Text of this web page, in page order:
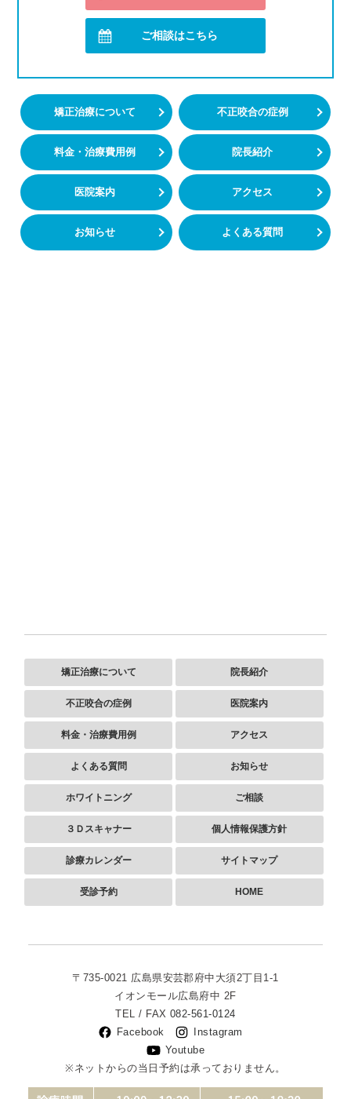
ご相談はこちら
矯正治療について 不正咬合の症例
料金・治療費用例 院長紹介
医院案内 アクセス
お知らせ よくある質問
矯正治療について
不正咬合の症例
料金・治療費用例
よくある質問
ホワイトニング
３Ｄスキャナー
診療カレンダー
受診予約
院長紹介
医院案内
アクセス
お知らせ
ご相談
個人情報保護方針
サイトマップ
HOME
〒735-0021 広島県安芸郡府中大須2丁目1-1
イオンモール広島府中 2F
TEL / FAX082-561-0124
Facebook
Instagram
Youtube
※ネットからの当日予約は承っておりません。